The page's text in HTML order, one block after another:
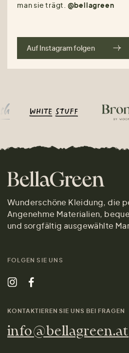
man sie trägt. @bellagreen
Auf Instagram folgen
Wunderschöne Kleidung, die
Angenehme Materialien,
und sorgfältig ausgewählte
FOLGEN SIE UNS
KONTAKTIEREN SIE UNS BEI FRAGEN
info@bellagreen.at